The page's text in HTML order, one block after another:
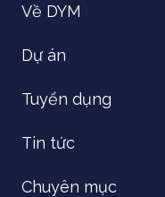
Về DYM
Dự án
Tuyển dụng
Tin tức
Chuyên mục